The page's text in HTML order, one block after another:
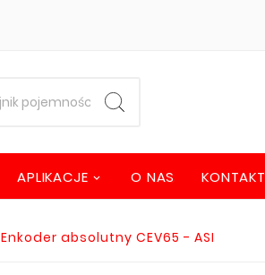
APLIKACJE O NAS KONTAKT
Enkoder absolutny CEV65 - ASI